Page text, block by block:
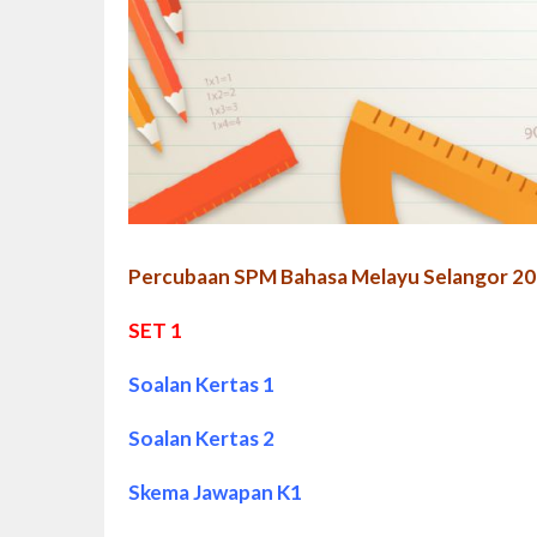
Percubaan SPM Bahasa Melayu Selangor
SET 1
Soalan Kertas 1
Soalan Kertas 2
Skema Jawapan K1